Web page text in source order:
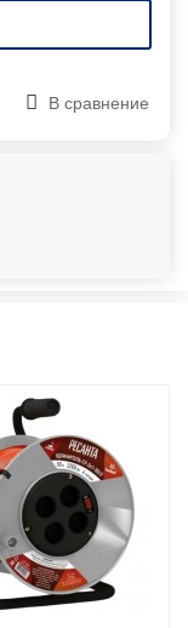
В сравнение